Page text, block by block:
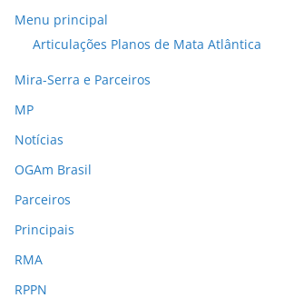
Menu principal
Articulações Planos de Mata Atlântica
Mira-Serra e Parceiros
MP
Notícias
OGAm Brasil
Parceiros
Principais
RMA
RPPN